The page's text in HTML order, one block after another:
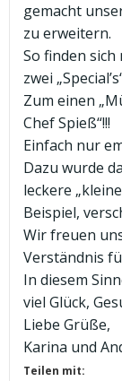
gemacht
zu erweitern.
So finden
zwei
Zum einen
Chef Spieß“!!!
Einfach nur
Dazu wurde
leckere
Beispiel,
Wir freuen
Verständnis
In diesem
viel Glück,
Liebe Grüße,
Karina und
Teilen mit: